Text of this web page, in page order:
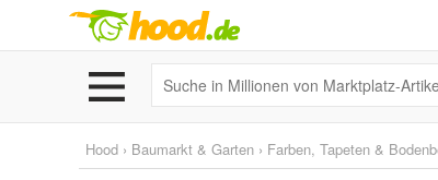
Hood › Baumarkt & Garten › Farben, Tapeten &